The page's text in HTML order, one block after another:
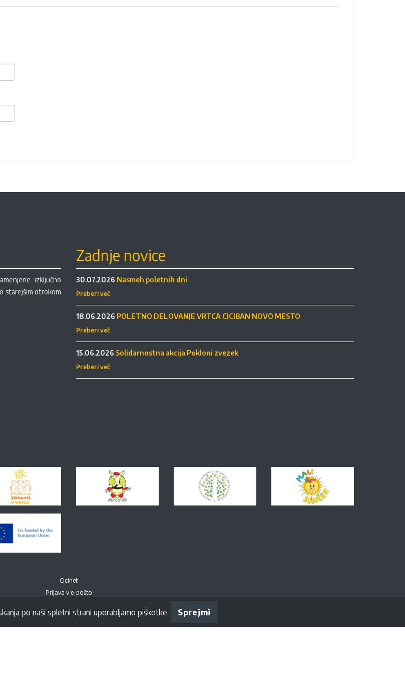
izključno
starejšim otrokom
Zadnje novice
30.07.2026 Nasmeh poletnih dni
Preberi več
18.06.2026 POLETNO DELOVANJE VRTCA CICIBAN NOVO MESTO
Preberi več
15.06.2026 Solidarnostna akcija Pokloni zvezek
Preberi več
Cicinet
Prijava v e-pošto
po naši spletni strani uporabljamo piškotke. Sprejmi